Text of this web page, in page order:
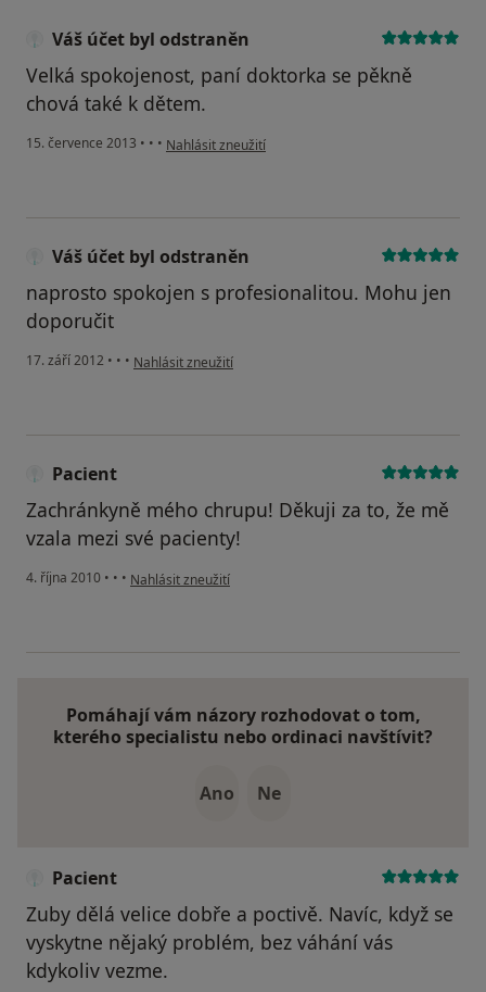
Váš účet byl odstraněn
Velká spokojenost, paní doktorka se pěkně
chová také k dětem.
15. července 2013 • • • podle názoru uživatele Váš účet byl odstraněn
Nahlásit zneužití
Váš účet byl odstraněn
naprosto spokojen s profesionalitou. Mohu jen
doporučit
17. září 2012 • • • podle názoru uživatele Váš účet byl odstraněn
Nahlásit zneužití
Pacient
Zachránkyně mého chrupu! Děkuji za to, že mě
vzala mezi své pacienty!
4. října 2010 • • • podle názoru uživatele Pacient
Nahlásit zneužití
Pomáhají vám názory rozhodovat o tom,
kterého specialistu nebo ordinaci navštívit?
Ano Ne
Pacient
Zuby dělá velice dobře a poctivě. Navíc, když se
vyskytne nějaký problém, bez váhání vás
kdykoliv vezme.